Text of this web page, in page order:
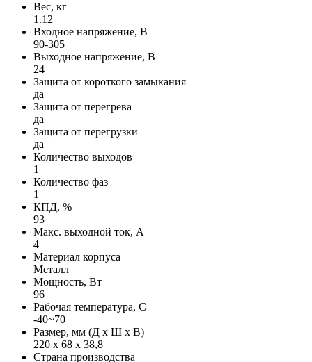
Вес, кг
1.12
Входное напряжение, В
90-305
Выходное напряжение, В
24
Защита от короткого замыкания
да
Защита от перегрева
да
Защита от перегрузки
да
Количество выходов
1
Количество фаз
1
КПД, %
93
Макс. выходной ток, А
4
Материал корпуса
Металл
Мощность, Вт
96
Рабочая температура, С
-40~70
Размер, мм (Д х Ш х В)
220 х 68 х 38,8
Страна производства